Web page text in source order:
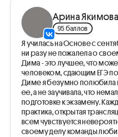
Арина Якимова
95 баллов
Я училась на Основе с
ни разу не пожалела о
Дима - это лучшее, что
человеком, сдающим ЕГЭ
Диме я безумно полюбила
ее, а не заучивала, что
подготовке к экзамену.
практика, открытая
всем чувствуется
своему делу команды